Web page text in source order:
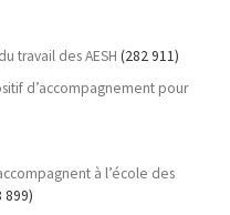
travail des AESH (282 911)
d’accompagnement pour
à l’école des
899)